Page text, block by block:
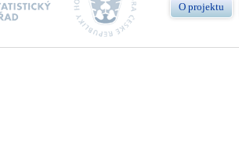
O projektu